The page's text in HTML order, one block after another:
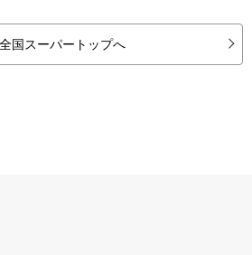
国スーパートップへ